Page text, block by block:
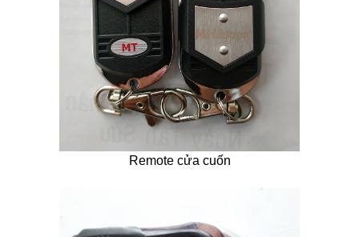
Remote cửa cuốn